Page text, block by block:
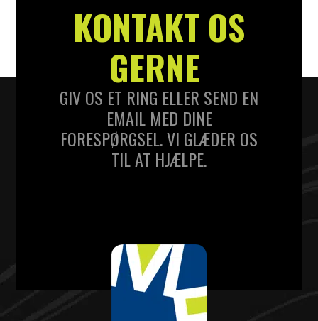
KONTAKT OS
GERNE
GIV OS ET RING ELLER SEND EN
EMAIL MED DINE
FORESPØRGSEL. VI GLÆDER OS
TIL AT HJÆLPE.